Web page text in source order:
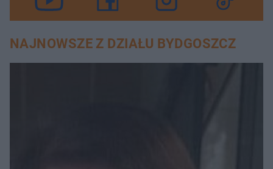
NAJNOWSZE Z DZIAŁU BYDGOSZCZ